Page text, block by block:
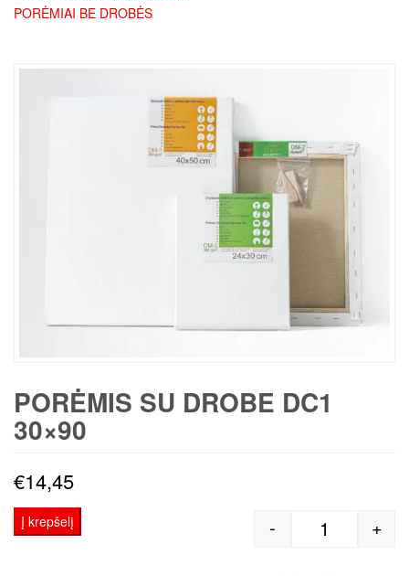
PORĖMIAI BE DROBĖS
PORĖMIS SU DROBE DC1
30×90
€14,45
produkto
- +
Į krepšelį